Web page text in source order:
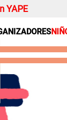
YAPE
y Madera
con
cm
261.00